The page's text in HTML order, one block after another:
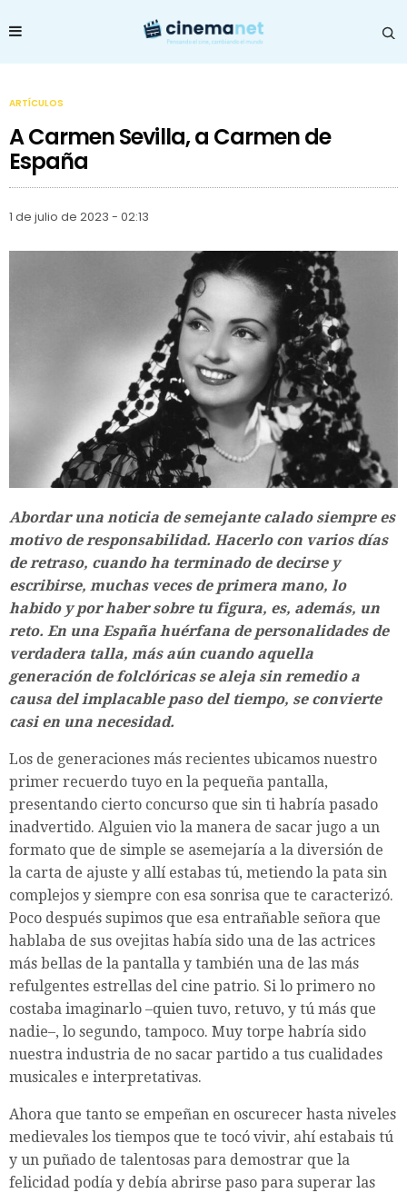
ARTÍCULOS
A Carmen Sevilla, a Carmen de
España
1 de julio de 2023 - 02:13
Abordar una noticia de semejante calado siempre es
motivo de responsabilidad. Hacerlo con varios días
de retraso, cuando ha terminado de decirse y
escribirse, muchas veces de primera mano, lo
habido y por haber sobre tu figura, es, además, un
reto. En una España huérfana de personalidades de
verdadera talla, más aún cuando aquella
generación de folclóricas se aleja sin remedio a
causa del implacable paso del tiempo, se convierte
casi en una necesidad.
Los de generaciones más recientes ubicamos nuestro
primer recuerdo tuyo en la pequeña pantalla,
presentando cierto concurso que sin ti habría pasado
inadvertido. Alguien vio la manera de sacar jugo a un
formato que de simple se asemejaría a la diversión de
la carta de ajuste y allí estabas tú, metiendo la pata sin
complejos y siempre con esa sonrisa que te caracterizó.
Poco después supimos que esa entrañable señora que
hablaba de sus ovejitas había sido una de las actrices
más bellas de la pantalla y también una de las más
refulgentes estrellas del cine patrio. Si lo primero no
costaba imaginarlo –quien tuvo, retuvo, y tú más que
nadie–, lo segundo, tampoco. Muy torpe habría sido
nuestra industria de no sacar partido a tus cualidades
musicales e interpretativas.
Ahora que tanto se empeñan en oscurecer hasta niveles
medievales los tiempos que te tocó vivir, ahí estabais tú
y un puñado de talentosas para demostrar que la
felicidad podía y debía abrirse paso para superar las